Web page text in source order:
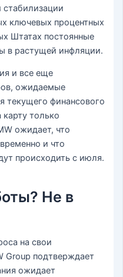
ключевых процентных
Штатах постоянные
в растущей инфляции.
и все еще
ожидаемые
текущего финансового
только
ожидает, что
и что
происходить с июля.
Не в
на свои
Group подтверждает
ожидает